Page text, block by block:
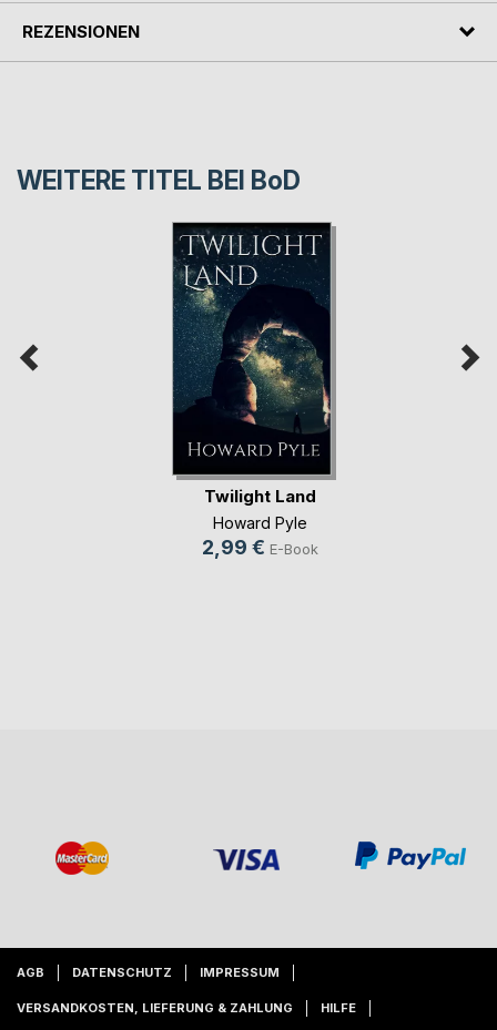
REZENSIONEN
WEITERE TITEL BEI BoD
Twilight Land
Howard Pyle
2,99 € E-Book
AGB DATENSCHUTZ IMPRESSUM
VERSANDKOSTEN, LIEFERUNG & ZAHLUNG HILFE